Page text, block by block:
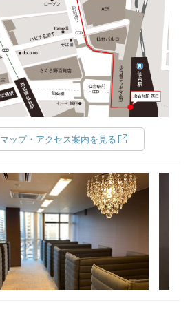
マップ・アクセス案内を見る